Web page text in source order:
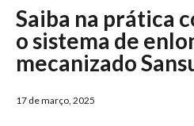
Saiba na prática
o sistema de
mecanizado
17 de março, 2025